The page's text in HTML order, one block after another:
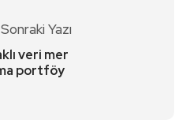
Sonraki Yazı
veri mer
portföy